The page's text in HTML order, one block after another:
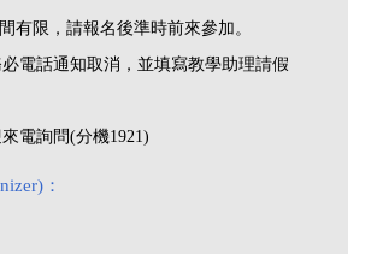
有限，請報名後準時前來參加。
電話通知取消，並填寫教學助理請假
電詢問(分機1921)
：